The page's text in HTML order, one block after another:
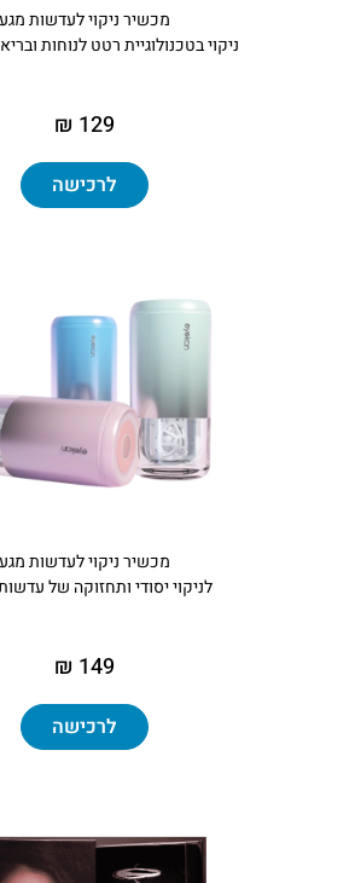
מכשיר ניקוי לעדשות מגע
ניקוי בטכנולוגיית רטט לנוחות
129 ₪
לרכישה
מכשיר ניקוי לעדשות מגע
לניקוי יסודי ותחזוקה של
149 ₪
לרכישה